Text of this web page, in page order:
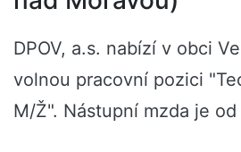
DPOV, a.s. nabízí v obci
volnou pracovní pozici
M/Ž". Nástupní mzda je